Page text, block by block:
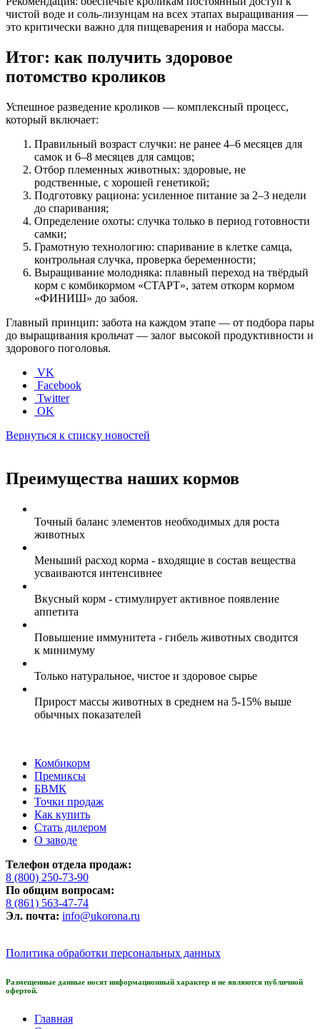
чистой воде и соль-лизунцам на всех этапах выращивания —
это критически важно для пищеварения и набора массы.
Итог: как получить здоровое
потомство кроликов
Успешное разведение кроликов — комплексный процесс,
который включает:
Правильный возраст случки: не ранее 4–6 месяцев для
самок и 6–8 месяцев для самцов;
Отбор племенных животных: здоровые, не
родственные, с хорошей генетикой;
Подготовку рациона: усиленное питание за 2–3 недели
до спаривания;
Определение охоты: случка только в период готовности
самки;
Грамотную технологию: спаривание в клетке самца,
контрольная случка, проверка беременности;
Выращивание молодняка: плавный переход на твёрдый
корм с комбикормом «СТАРТ», затем откорм кормом
«ФИНИШ» до забоя.
Главный принцип: забота на каждом этапе — от подбора пары
до выращивания крольчат — залог высокой продуктивности и
здорового поголовья.
VK
Facebook
Twitter
OK
Вернуться к списку новостей
Преимущества наших кормов
Точный баланс элементов необходимых для роста
животных
Меньший расход корма - входящие в состав вещества
усваиваются интенсивнее
Вкусный корм - стимулирует активное появление
аппетита
Повышение иммунитета - гибель животных сводится
к минимуму
Только натуральное, чистое и здоровое сырье
Прирост массы животных в среднем на 5-15% выше
обычных показателей
Комбикорм
Премиксы
БВМК
Точки продаж
Как купить
Стать дилером
О заводе
Телефон отдела продаж:
8 (800) 250-73-90
По общим вопросам:
8 (861) 563-47-74
Эл. почта: info@ukorona.ru
Политика обработки персональных данных
Размещенные данные носят информационный характер и не являются публичной
офертой.
Главная